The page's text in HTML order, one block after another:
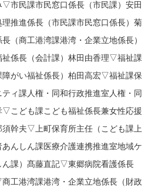
市民課市民窓口係長（市民課）安田
推進係長（市民課市民窓口係長）菊
（商工港湾課港湾・企業立地係長）
係長（会計課）林田由香理▽福祉課
障がい福祉係長）柏田高宏▽福祉課保
ィ課人権・同和行政推進室人権・同
こども課こども福祉係長兼女性応援
幹夫▽上町保育所主任（こども課上
んしん課医療介護連携推進室地域ケ
ん課）髙藤直記▽東郷病院看護係長
工港湾課港湾・企業立地係長（財政